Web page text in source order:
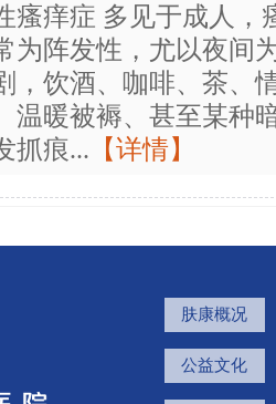
瘙痒症 多见于成人，
为阵发性，尤以夜间
，饮酒、咖啡、茶、
温暖被褥、甚至某种
抓痕... 【详情】
肤康概况
公益文化